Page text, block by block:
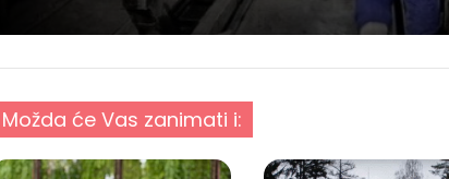
Možda će Vas zanimati i: